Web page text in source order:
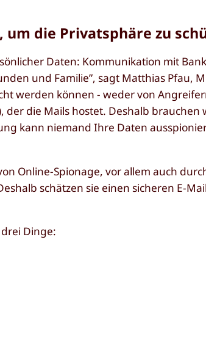
die Privatsphäre zu
Daten: Kommunikation mit
und Familie”, sagt Matthias Pfau,
werden können - weder von
der die Mails hostet. Deshalb brauchen
kann niemand Ihre Daten
Online-Spionage, vor allem auch
schätzen sie einen sicheren E-
Dinge: